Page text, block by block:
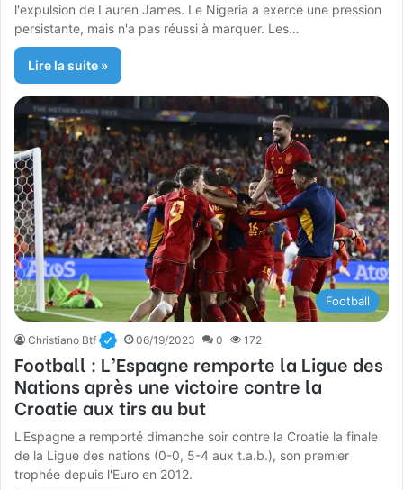
l'expulsion de Lauren James. Le Nigeria a exercé une pression
persistante, mais n'a pas réussi à marquer. Les…
Lire la suite »
Football
Christiano Btf 06/19/2023 0 172
Football : L’Espagne remporte la Ligue des
Nations après une victoire contre la
Croatie aux tirs au but
L'Espagne a remporté dimanche soir contre la Croatie la finale
de la Ligue des nations (0-0, 5-4 aux t.a.b.), son premier
trophée depuis l'Euro en 2012.